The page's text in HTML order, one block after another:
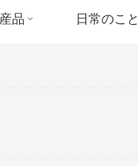
品 日常のこと